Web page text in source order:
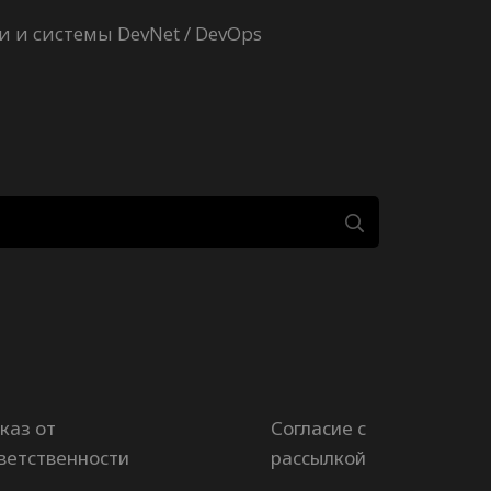
системы DevNet / DevOps
от
Согласие с
рассылкой